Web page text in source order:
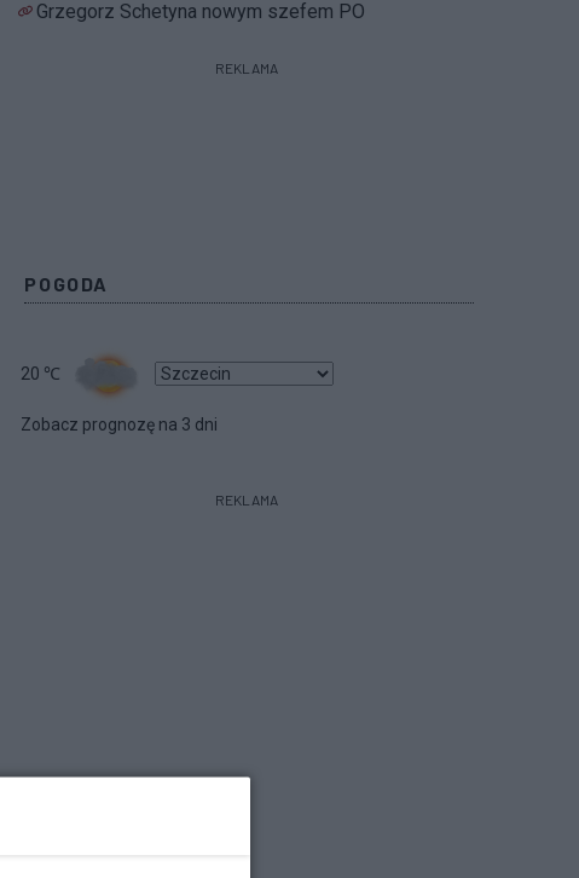
Grzegorz Schetyna nowym szefem PO
REKLAMA
POGODA
20 ℃
Zobacz prognozę na 3 dni
REKLAMA